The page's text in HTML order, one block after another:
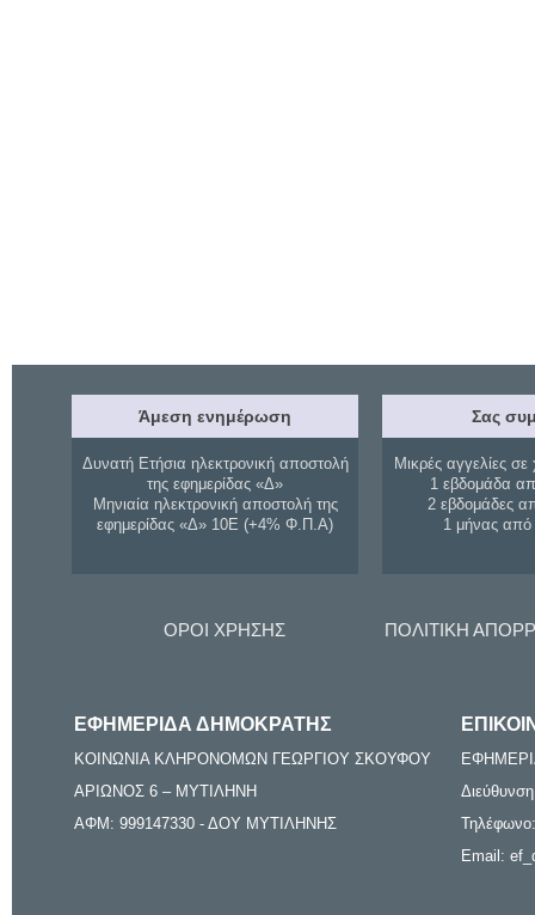
Άμεση ενημέρωση
Δυνατή Ετήσια ηλεκτρονική αποστολή
της εφημερίδας «Δ»
Μηνιαία ηλεκτρονική αποστολή της
εφημερίδας «Δ» 10Ε (+4% Φ.Π.Α)
Σας
Μικρές αγγελίες σε
1 εβδομάδα
2 εβδομάδες
1 μήνας
ΟΡΟΙ ΧΡΗΣΗΣ ΠΟΛΙΤΙΚΗ
ΕΦΗΜΕΡΙΔΑ ΔΗΜΟΚΡΑΤΗΣ
ΚΟΙΝΩΝΙΑ ΚΛΗΡΟΝΟΜΩΝ ΓΕΩΡΓΙΟΥ ΣΚΟΥΦΟΥ
ΑΡΙΩΝΟΣ 6 – ΜΥΤΙΛΗΝΗ
ΑΦΜ: 999147330 - ΔΟΥ ΜΥΤΙΛΗΝΗΣ
Email: